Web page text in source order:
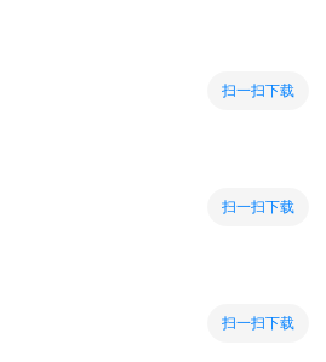
扫一扫下载
扫一扫下载
扫一扫下载